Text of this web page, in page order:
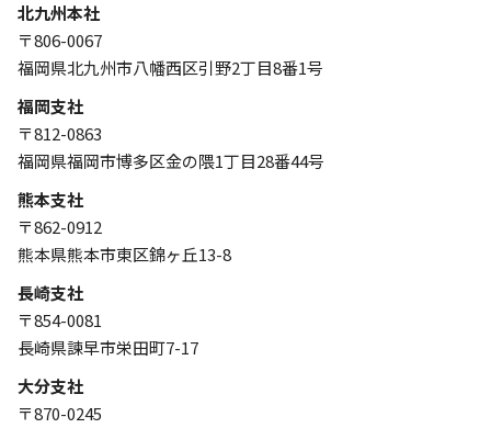
北九州本社
〒806-0067
福岡県北九州市八幡西区引野2丁目8番1号
福岡支社
〒812-0863
福岡県福岡市博多区金の隈1丁目28番44号
熊本支社
〒862-0912
熊本県熊本市東区錦ヶ丘13-8
長崎支社
〒854-0081
長崎県諫早市栄田町7-17
大分支社
〒870-0245